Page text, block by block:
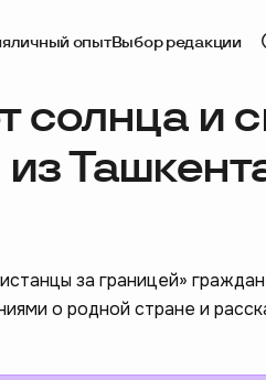
личный опытВыбор редакции
солнца и
за границей»
о родной стране и